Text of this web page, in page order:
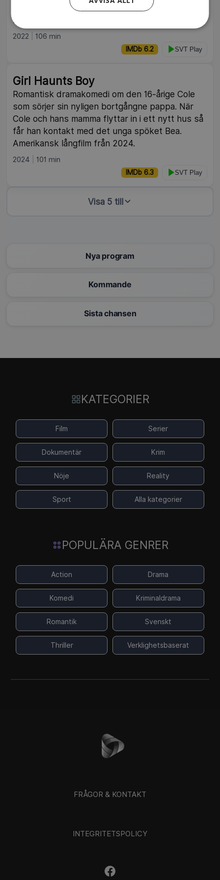
ny man kliver in i hennes liv vänds allt upp och
ner. Kanadensiskt drama från 2022.
2022 106 min
IMDb 6.2 SVT Play
Girl Haunts Boy
Romantisk dramakomedi om den 16-årige Cole
som sörjer sin nyligen bortgångne pappa. När
Cole och hans mamma flyttar in i ett nytt hus så
får han kontakt med det unga spöket Bea.
Amerikansk långfilm från 2024.
2024 101 min
IMDb 6.3 SVT Play
Visa 5 till
Nya program
Kommande
Sista chansen
KATEGORIER
Film Serier
Dokumentär Krim
Nöje Reality
Sport Alla kategorier
POPULÄRA GENRER
Action Drama
Komedi Kriminaldrama
Romantik Svenskt
Thriller Verklighetsbaserat
FRÅGOR & KONTAKT
INTEGRITETSPOLICY